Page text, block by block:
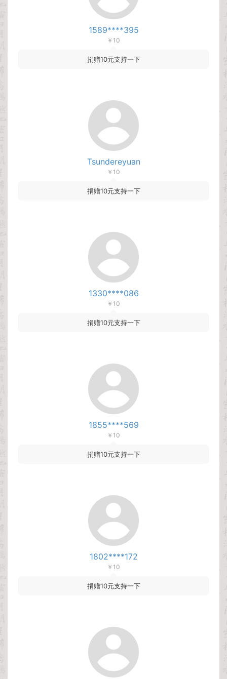
1589****395
￥10
捐赠10元支持一下
Tsundereyuan
￥10
捐赠10元支持一下
1330****086
￥10
捐赠10元支持一下
1855****569
￥10
捐赠10元支持一下
1802****172
￥10
捐赠10元支持一下